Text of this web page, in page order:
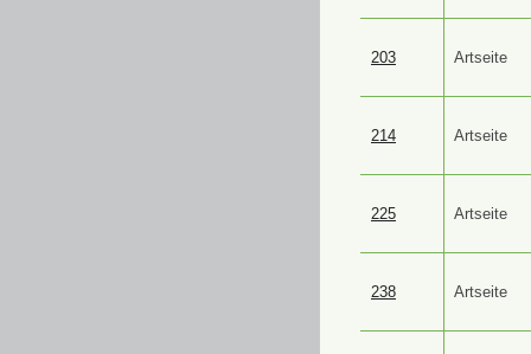
203 Artseite
214 Artseite
225 Artseite
238 Artseite